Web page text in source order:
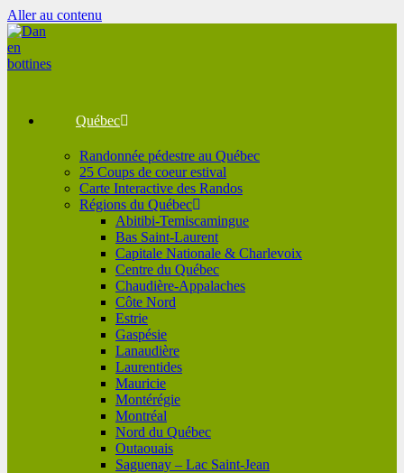
Aller au contenu
Québec
Randonnée pédestre au Québec
25 Coups de coeur estival
Carte Interactive des Randos
Régions du Québec
Abitibi-Temiscamingue
Bas Saint-Laurent
Capitale Nationale & Charlevoix
Centre du Québec
Chaudière-Appalaches
Côte Nord
Estrie
Gaspésie
Lanaudière
Laurentides
Mauricie
Montérégie
Montréal
Nord du Québec
Outaouais
Saguenay – Lac Saint-Jean